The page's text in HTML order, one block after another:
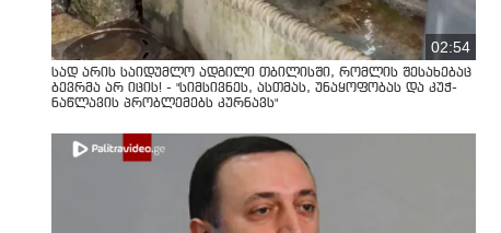
02:54
სად არის საიდუმლო ადგილი თბილისში, რომლის შესახებაც
ბევრმა არ იცის! - "სიმსივნეს, ასთმას, უნაყოფობას და კუჭ-
ნაწლავის პრობლემებს კურნავს"